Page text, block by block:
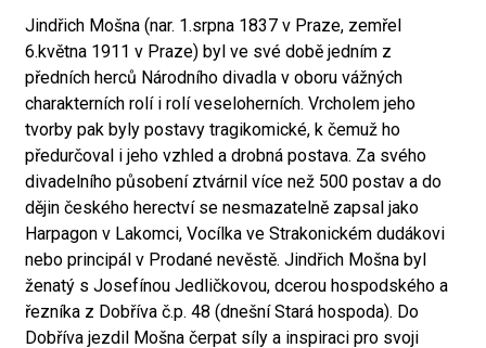
Jindřich Mošna (nar. 1.srpna 1837 v Praze, zemřel
6.května 1911 v Praze) byl ve své době jedním z
předních herců Národního divadla v oboru vážných
charakterních rolí i rolí veseloherních. Vrcholem jeho
tvorby pak byly postavy tragikomické, k čemuž ho
předurčoval i jeho vzhled a drobná postava. Za svého
divadelního působení ztvárnil více než 500 postav a do
dějin českého herectví se nesmazatelně zapsal jako
Harpagon v Lakomci, Vocílka ve Strakonickém dudákovi
nebo principál v Prodané nevěstě. Jindřich Mošna byl
ženatý s Josefínou Jedličkovou, dcerou hospodského a
řezníka z Dobříva č.p. 48 (dnešní Stará hospoda). Do
Dobříva jezdil Mošna čerpat síly a inspiraci pro svoji